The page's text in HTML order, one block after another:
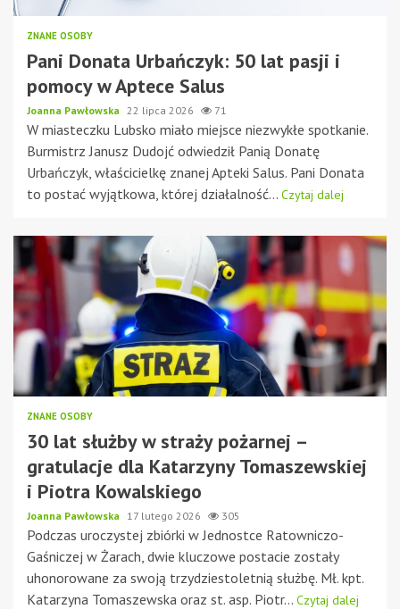
ZNANE OSOBY
Pani Donata Urbańczyk: 50 lat pasji i
pomocy w Aptece Salus
Joanna Pawłowska 22 lipca 2026 71
W miasteczku Lubsko miało miejsce niezwykłe spotkanie.
Burmistrz Janusz Dudojć odwiedził Panią Donatę
Urbańczyk, właścicielkę znanej Apteki Salus. Pani Donata
to postać wyjątkowa, której działalność... Czytaj dalej
ZNANE OSOBY
30 lat służby w straży pożarnej –
gratulacje dla Katarzyny Tomaszewskiej
i Piotra Kowalskiego
Joanna Pawłowska 17 lutego 2026 305
Podczas uroczystej zbiórki w Jednostce Ratowniczo-
Gaśniczej w Żarach, dwie kluczowe postacie zostały
uhonorowane za swoją trzydziestoletnią służbę. Mł. kpt.
Katarzyna Tomaszewska oraz st. asp. Piotr... Czytaj dalej